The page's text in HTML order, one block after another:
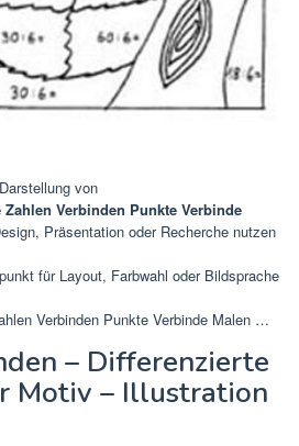
von
Verbinden Punkte Verbinde
Präsentation oder Recherche nutzen
für Layout, Farbwahl oder Bildsprache
Verbinden Punkte Verbinde Malen …
– Differenzierte
Motiv – Illustration